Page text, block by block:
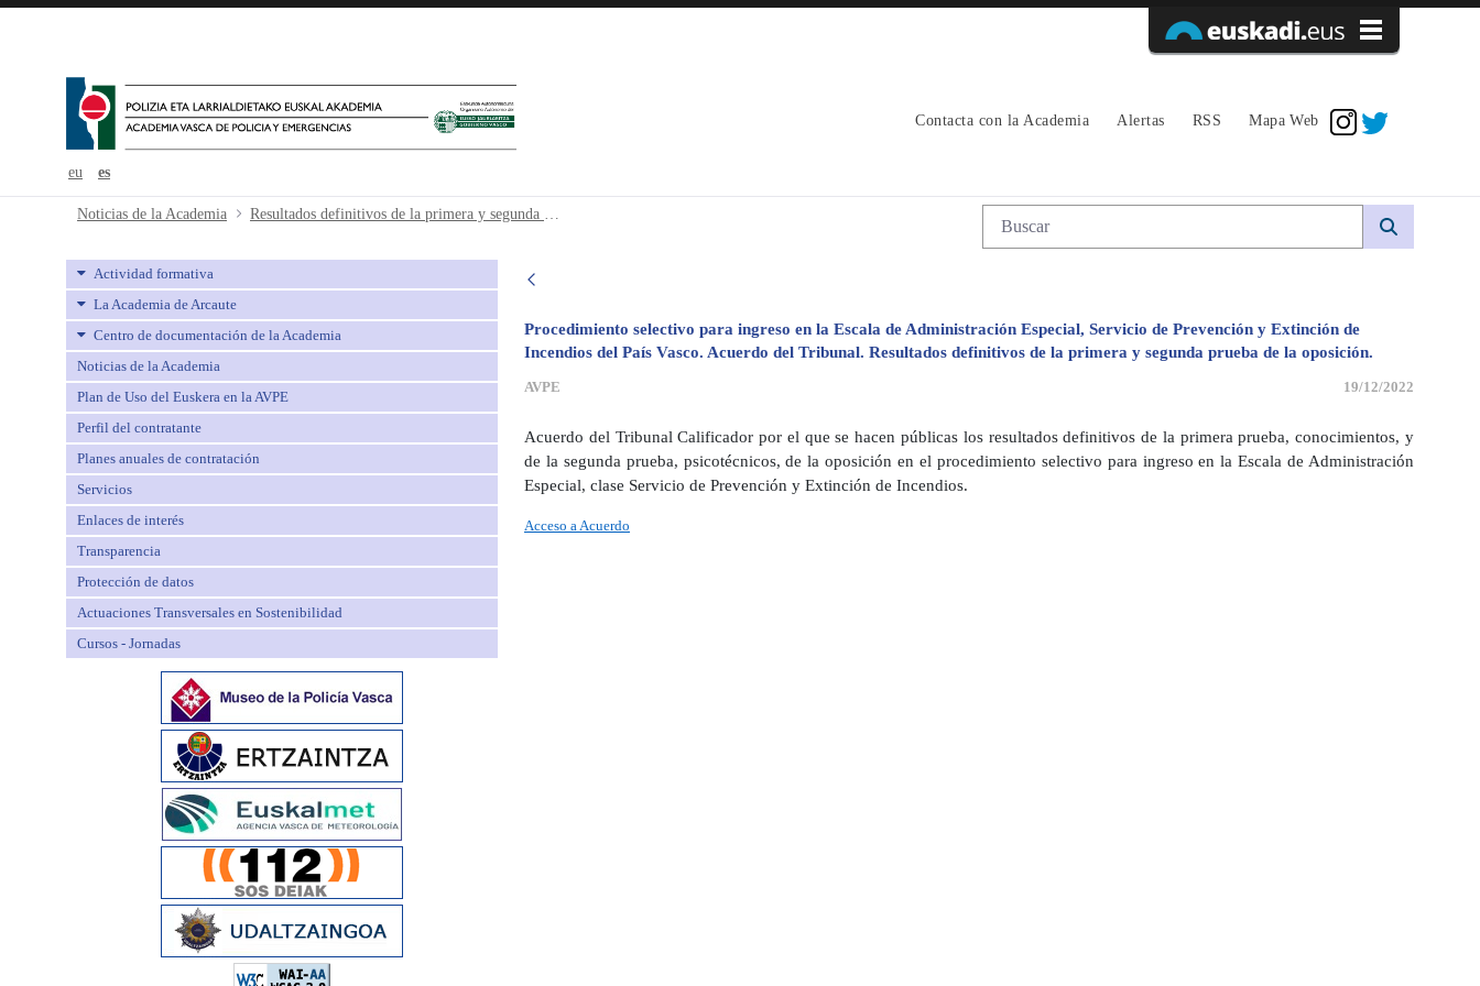
eu es
Contacta con la Academia Alertas RSS Mapa Web
Resultados definitivos de la primera y segunda prueba oposicion - avpe
Noticias de la Academia Resultados definitivos de la primera y segunda prueba oposicion Búsqueda web
Actividad formativa
La Academia de Arcaute
Centro de documentación de la Academia
Noticias de la Academia
Plan de Uso del Euskera en la AVPE
Perfil del contratante
Planes anuales de contratación
Servicios
Enlaces de interés
Transparencia
Protección de datos
Actuaciones Transversales en Sostenibilidad
Cursos - Jornadas
Procedimiento selectivo para ingreso en la Escala de Administración Especial, Servicio de Prevención y Extinción de
Incendios del País Vasco. Acuerdo del Tribunal. Resultados definitivos de la primera y segunda prueba de la oposición.
AVPE 19/12/2022
Acuerdo del Tribunal Calificador por el que se hacen públicas los resultados definitivos de la primera prueba, conocimientos, y
de la segunda prueba, psicotécnicos, de la oposición en el procedimiento selectivo para ingreso en la Escala de Administración
Especial, clase Servicio de Prevención y Extinción de Incendios.
Acceso a Acuerdo